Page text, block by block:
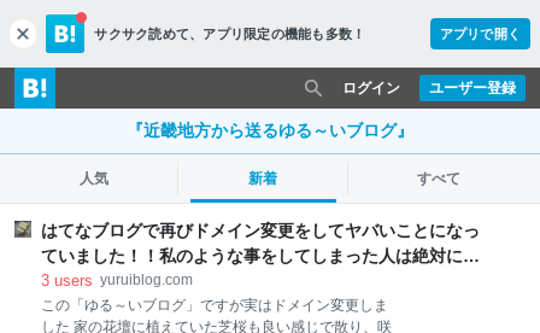
c
l
o
s
サクサク読めて、 アプリ限定の機能も多数！ アプリで開く
ユーザー登録
ログイン
『近畿地方から送るゆる～いブログ』
人気 新着 すべて
はてなブログで再びドメイン変更をしてヤバいことになっ
ていました！！私のような事をしてしまった人は絶対にす
るべき事を紹介する！ - 近畿地方から送るゆる～いブログ
3 users yuruiblog.com
この「ゆる～いブログ」ですが実はドメイン変更しま
した 家の花壇に植えていた芝桜も良い感じで散り、咲